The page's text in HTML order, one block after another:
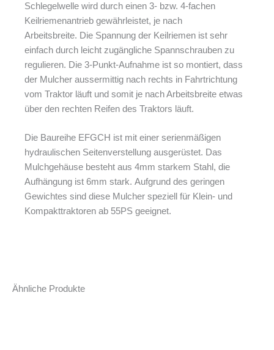
Schlegelwelle wird durch einen 3- bzw. 4-fachen
Keilriemenantrieb gewährleistet, je nach
Arbeitsbreite. Die Spannung der Keilriemen ist sehr
einfach durch leicht zugängliche Spannschrauben zu
regulieren. Die 3-Punkt-Aufnahme ist so montiert, dass
der Mulcher aussermittig nach rechts in Fahrtrichtung
vom Traktor läuft und somit je nach Arbeitsbreite etwas
über den rechten Reifen des Traktors läuft.
Die Baureihe EFGCH ist mit einer serienmäßigen
hydraulischen Seitenverstellung ausgerüstet. Das
Mulchgehäuse besteht aus 4mm starkem Stahl, die
Aufhängung ist 6mm stark. Aufgrund des geringen
Gewichtes sind diese Mulcher speziell für Klein- und
Kompakttraktoren ab 55PS geeignet.
Ähnliche Produkte